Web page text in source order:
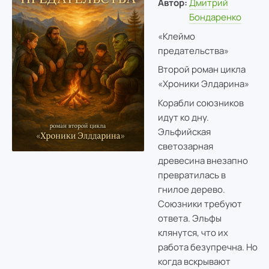
Автор: Дмитрий
Бондаренко
«Клеймо
предательства»
Второй роман цикла
«Хроники Элдарина»
Корабли союзников
идут ко дну.
Эльфийская
светозарная
древесина внезапно
превратилась в
гнилое дерево.
Союзники требуют
ответа. Эльфы
клянутся, что их
работа безупречна. Но
когда вскрывают